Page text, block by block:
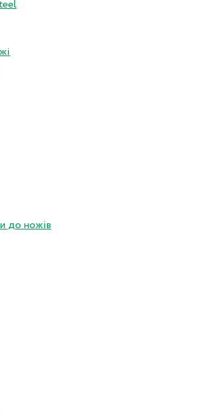
до ножів